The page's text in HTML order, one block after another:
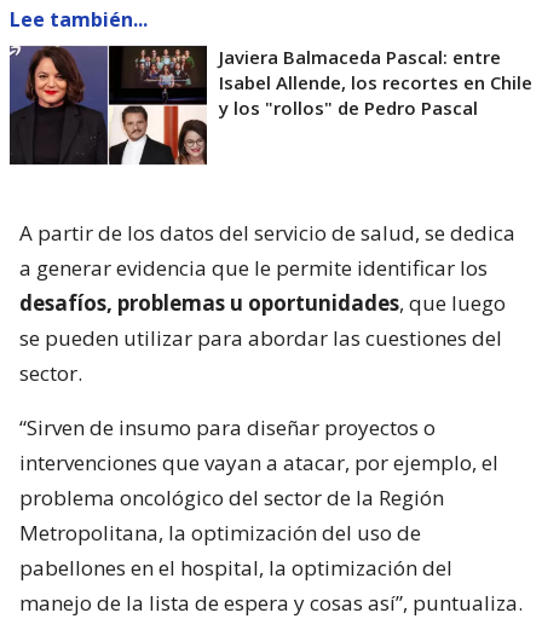
Lee también...
Javiera Balmaceda Pascal: entre
Isabel Allende, los recortes en Chile
y los "rollos" de Pedro Pascal
A partir de los datos del servicio de salud, se dedica
a generar evidencia que le permite identificar los
desafíos, problemas u oportunidades, que luego
se pueden utilizar para abordar las cuestiones del
sector.
“Sirven de insumo para diseñar proyectos o
intervenciones que vayan a atacar, por ejemplo, el
problema oncológico del sector de la Región
Metropolitana, la optimización del uso de
pabellones en el hospital, la optimización del
manejo de la lista de espera y cosas así”, puntualiza.